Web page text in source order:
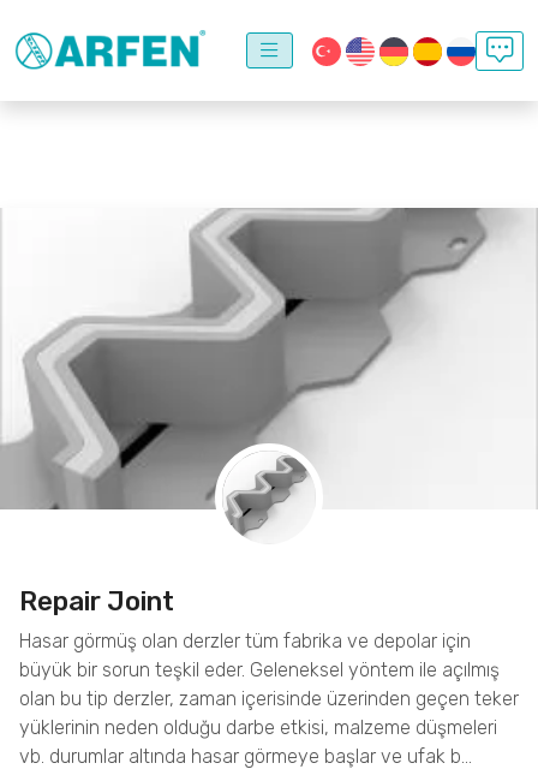
Repair Joint
Hasar görmüş olan derzler tüm fabrika ve depolar için
büyük bir sorun teşkil eder. Geleneksel yöntem ile açılmış
olan bu tip derzler, zaman içerisinde üzerinden geçen teker
yüklerinin neden olduğu darbe etkisi, malzeme düşmeleri
vb. durumlar altında hasar görmeye başlar ve ufak b…